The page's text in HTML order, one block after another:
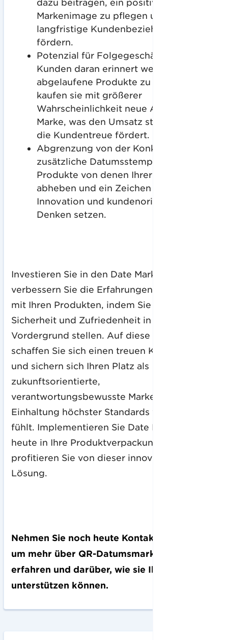
Markenimage zu pflegen und
langfristige Kundenbeziehungen zu
fördern.
Potenzial für Folgegeschäfte: Da die
Kunden daran erinnert werden,
abgelaufene Produkte zu ersetzen,
kaufen sie mit größerer
Wahrscheinlichkeit neue Artikel Ihrer
Marke, was den Umsatz steigert und
die Kundentreue fördert.
Abgrenzung von der Konkurrenz: Der
zusätzliche Datumsstempel kann Ihre
Produkte von denen Ihrer Konkurrenten
abheben und ein Zeichen für
Innovation und kundenorientiertes
Denken setzen.
Investieren Sie in den Date Marker und
verbessern Sie die Erfahrungen Ihrer Kunden
mit Ihren Produkten, indem Sie deren
Sicherheit und Zufriedenheit in den
Vordergrund stellen. Auf diese Weise
schaffen Sie sich einen treuen Kundenstamm
und sichern sich Ihren Platz als
zukunftsorientierte,
verantwortungsbewusste Marke, die sich der
Einhaltung höchster Standards verpflichtet
fühlt. Implementieren Sie Date Marker noch
heute in Ihre Produktverpackungen und
profitieren Sie von dieser innovativen
Lösung.
Nehmen Sie noch heute Kontakt mit uns auf,
um mehr über QR-Datumsmarker zu
erfahren und darüber, wie sie Ihre Marke
unterstützen können.